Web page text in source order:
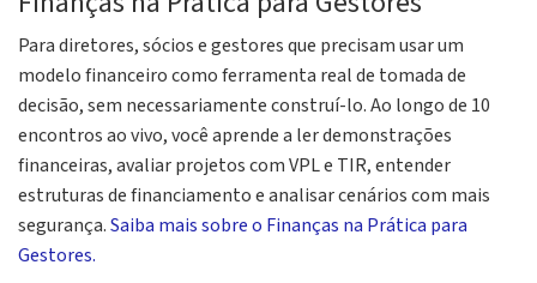
Para diretores, sócios e gestores que precisam usar um
modelo financeiro como ferramenta real de tomada de
decisão, sem necessariamente construí-lo. Ao longo de 10
encontros ao vivo, você aprende a ler demonstrações
financeiras, avaliar projetos com VPL e TIR, entender
estruturas de financiamento e analisar cenários com mais
segurança.Saiba mais sobre o Finanças na Prática para
Gestores.